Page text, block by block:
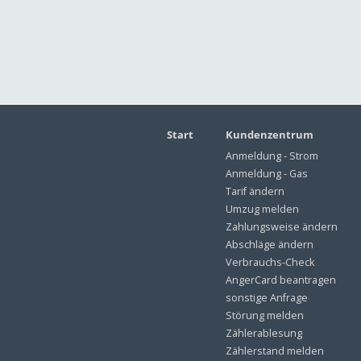
Start
Kundenzentrum
Anmeldung - Strom
Anmeldung - Gas
Tarif ändern
Umzug melden
Zahlungsweise ändern
Abschläge ändern
Verbrauchs-Check
AngerCard beantragen
sonstige Anfrage
Störung melden
Zählerablesung
Zählerstand melden